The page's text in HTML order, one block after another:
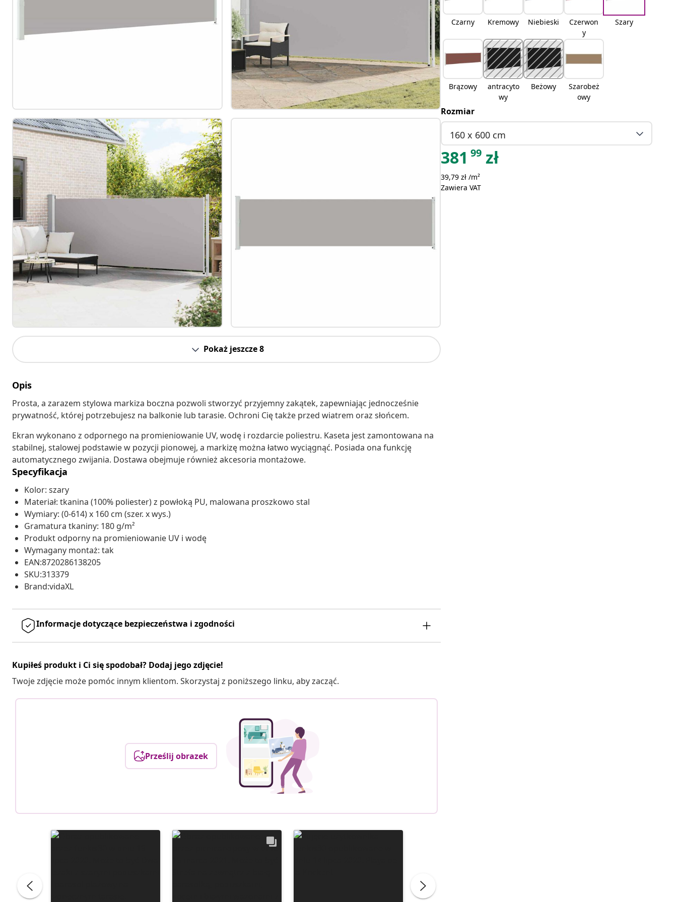
Pokaż jeszcze 8
Opis
Prosta, a zarazem stylowa markiza boczna pozwoli stworzyć przyjemny zakątek, zapewniając jednocześnie
prywatność, której potrzebujesz na balkonie lub tarasie. Ochroni Cię także przed wiatrem oraz słońcem.
Ekran wykonano z odpornego na promieniowanie UV, wodę i rozdarcie poliestru. Kaseta jest zamontowana na
stabilnej, stalowej podstawie w pozycji pionowej, a markizę można łatwo wyciągnąć. Posiada ona funkcję
automatycznego zwijania. Dostawa obejmuje również akcesoria montażowe.
Specyfikacja
Kolor: szary
Materiał: tkanina (100% poliester) z powłoką PU, malowana proszkowo stal
Wymiary: (0-614) x 160 cm (szer. x wys.)
Gramatura tkaniny: 180 g/m²
Produkt odporny na promieniowanie UV i wodę
Wymagany montaż: tak
EAN:8720286138205
SKU:313379
Brand:vidaXL
Informacje dotyczące bezpieczeństwa i zgodności
Kupiłeś produkt i Ci się spodobał? Dodaj jego zdjęcie!
Twoje zdjęcie może pomóc innym klientom. Skorzystaj z poniższego linku, aby zacząć.
Prześlij obrazek
Czarny Kremowy Niebieski
Czerwon
y
Szary
Brązowy
antracyto
wy
Beżowy
Szarobeż
owy
Rozmiar
160 x 600 cm
381 99 zł
39,79 zł /m²
Zawiera VAT